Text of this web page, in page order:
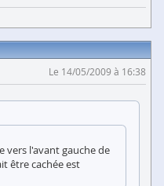
Le 14/05/2009 à 16:38
vers l'avant gauche de
être cachée est